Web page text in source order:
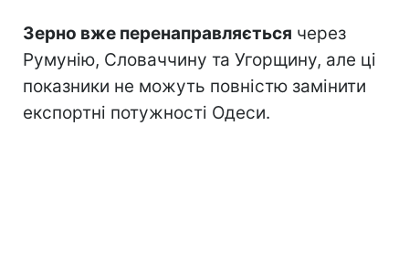
Зерно вже перенаправляється через
Румунію, Словаччину та Угорщину, але ці
показники не можуть повністю замінити
експортні потужності Одеси.